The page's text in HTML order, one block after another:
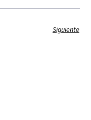
Siguiente